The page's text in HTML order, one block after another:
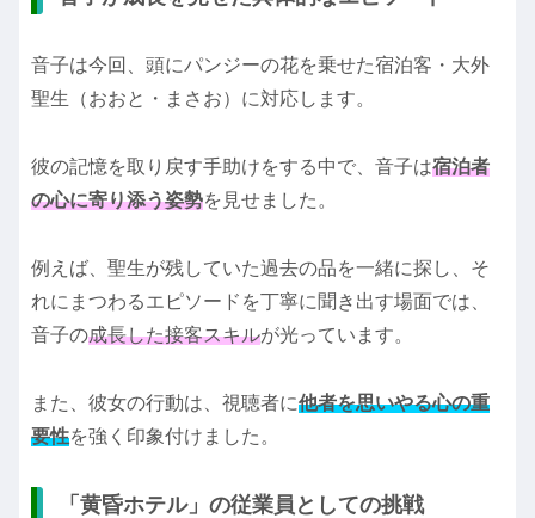
音子は今回、頭にパンジーの花を乗せた宿泊客・大外
聖生（おおと・まさお）に対応します。
彼の記憶を取り戻す手助けをする中で、音子は宿泊者
の心に寄り添う姿勢を見せました。
例えば、聖生が残していた過去の品を一緒に探し、そ
れにまつわるエピソードを丁寧に聞き出す場面では、
音子の成長した接客スキルが光っています。
また、彼女の行動は、視聴者に他者を思いやる心の重
要性を強く印象付けました。
「黄昏ホテル」の従業員としての挑戦